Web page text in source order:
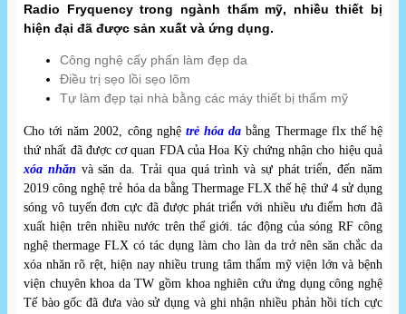
Radio Fryquency trong ngành thẩm mỹ, nhiều thiết bị
hiện đại đã được sản xuất và ứng dụng.
Công nghệ cấy phấn làm đẹp da
Điều trị sẹo lồi sẹo lõm
Tự làm đẹp tại nhà bằng các máy thiết bị thẩm mỹ
Cho tới năm 2002, công nghệ trẻ hóa da bằng Thermage flx thế hệ
thứ nhất đã được cơ quan FDA của Hoa Kỳ chứng nhận cho hiệu quả
xóa nhăn và săn da. Trải qua quá trình và sự phát triển, đến năm
2019 công nghệ trẻ hóa da bằng Thermage FLX thế hệ thứ 4 sử dụng
sóng vô tuyến đơn cực đã được phát triển với nhiều ưu điểm hơn đã
xuất hiện trên nhiều nước trên thế giới. tác động của sóng RF công
nghệ thermage FLX có tác dụng làm cho làn da trở nên săn chắc da
xóa nhăn rõ rệt, hiện nay nhiều trung tâm thẩm mỹ viện lớn và bệnh
viện chuyên khoa da TW gồm khoa nghiên cứu ứng dụng công nghệ
Tế bào gốc đã đưa vào sử dụng và ghi nhận nhiều phản hồi tích cực